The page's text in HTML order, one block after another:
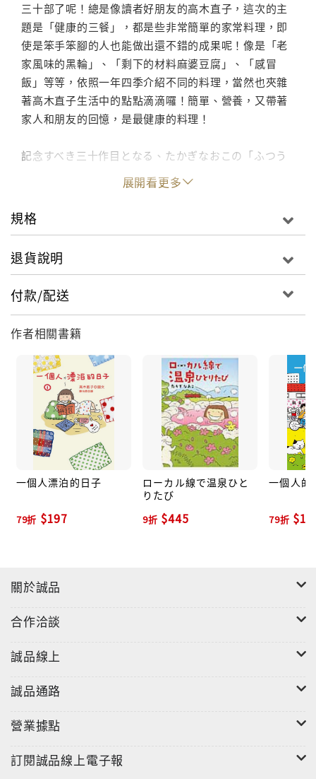
三十部了呢！總是像讀者好朋友的高木直子，這次的主
題是「健康的三餐」，都是些非常簡單的家常料理，即
使是笨手笨腳的人也能做出還不錯的成果呢！像是「老
家風味的黑輪」、「剩下的材料麻婆豆腐」、「感冒
飯」等等，依照一年四季介紹不同的料理，當然也夾雜
著高木直子生活中的點點滴滴囉！簡單、營養，又帶著
家人和朋友的回憶，是最健康的料理！
記念すべき三十作目となる、たかぎなおこの「ふつう
の日のごはん」マンガ。「実家風おでん」や「余りも
の麻婆豆腐」、「風邪ごはん」など 共感&空腹必至の
日々ごはんを手描き・フルカラーでおいしく描きま
す。著者の「ひとり暮らし」が読めるのはこの本でラ
展開看更多
規格
退貨說明
付款/配送
作者相關書籍
一個人漂泊的日子
79折 $197
ローカル線で温泉ひと
りたび
9折 $445
一個人的
79折
關於誠品
合作洽談
誠品線上
誠品通路
營業據點
訂閱誠品線上電子報